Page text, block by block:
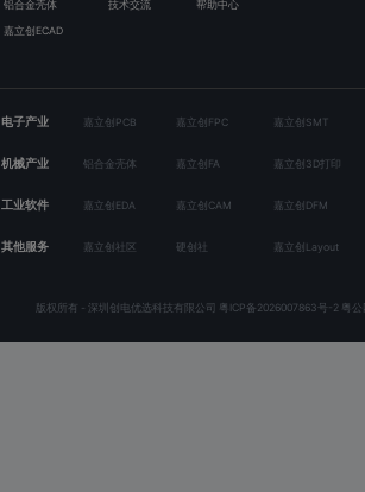
铝合金壳体 技术交流 帮助中心
嘉立创ECAD
电子产业 嘉立创PCB 嘉立创FPC 嘉立创SMT
机械产业 铝合金壳体 嘉立创FA 嘉立创3D打印
工业软件 嘉立创EDA 嘉立创CAM 嘉立创DFM
其他服务 嘉立创社区 硬创社 嘉立创Layout
版权所有 - 深圳创电优选科技有限公司 粤ICP备2026007863号-2 粤